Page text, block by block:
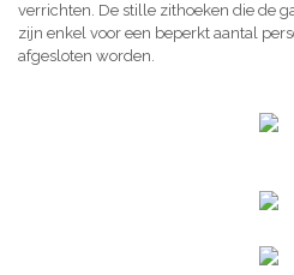
verrichten. De stille zithoeken die de
zijn enkel voor een beperkt aantal
afgesloten worden.